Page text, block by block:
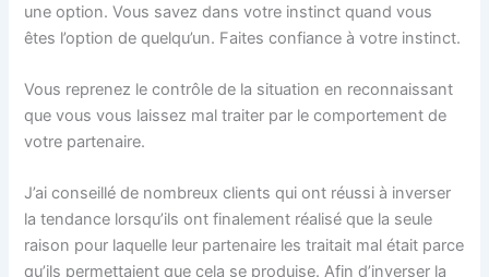
une option. Vous savez dans votre instinct quand vous
êtes l’option de quelqu’un. Faites confiance à votre instinct.
Vous reprenez le contrôle de la situation en reconnaissant
que vous vous laissez mal traiter par le comportement de
votre partenaire.
J’ai conseillé de nombreux clients qui ont réussi à inverser
la tendance lorsqu’ils ont finalement réalisé que la seule
raison pour laquelle leur partenaire les traitait mal était parce
qu’ils permettaient que cela se produise. Afin d’inverser la